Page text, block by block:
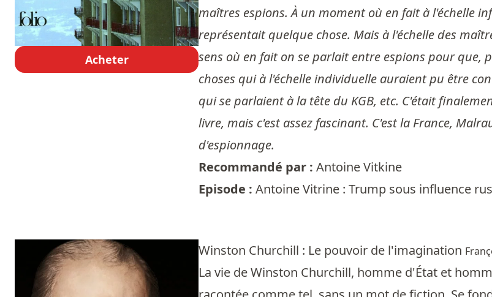
Acheter
maîtres espions. À un moment où en fait à l'échelle
représentait quelque chose. Mais à l'échelle des
sens où en fait on se parlait entre espions pour que,
choses qui à l'échelle individuelle auraient pu être
qui se parlaient à la tête du KGB, etc. C'était
livre, mais c'est assez fascinant. C'est la France,
d'espionnage.
Recommandé par : Antoine Vitkine
Episode : Antoine Vitrine : Trump sous influence
Winston Churchill : Le pouvoir de l'imagination
La vie de Winston Churchill, homme d'État et